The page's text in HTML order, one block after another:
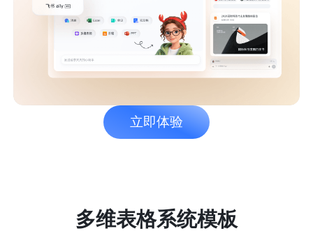
立即体验
多维表格系统模板